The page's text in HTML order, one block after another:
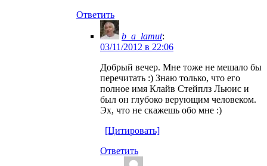
Ответить
b_a_lamut:
03/11/2012 в 22:06
Добрый вечер. Мне тоже не мешало бы
перечитать :) Знаю только, что его
полное имя Клайв Стейплз Льюис и
был он глубоко верующим человеком.
Эх, что не скажешь обо мне :)
[Цитировать]
Ответить